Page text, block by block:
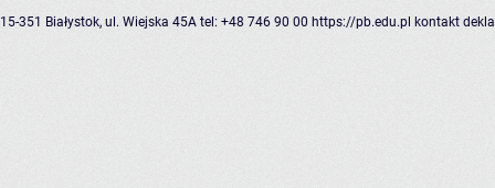
15-351 Białystok, ul. Wiejska 45A tel: +48 746 90 00 https://pb.edu.pl kontakt